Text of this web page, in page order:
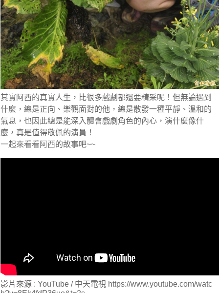
其實阿西的真實人生，比很多戲劇都還要精采呢！但無論遇到
什麼，總是正向、樂觀面對的他，總是散發一種平靜、溫和的
氣息，也因此總是能深入體會戲劇角色的內心，演什麼像什
麼，真是值得敬佩的演員！
一起來看看阿西的故事吧~~
影片來源 : YouTube / 中天電視 https://www.youtube.com/watc